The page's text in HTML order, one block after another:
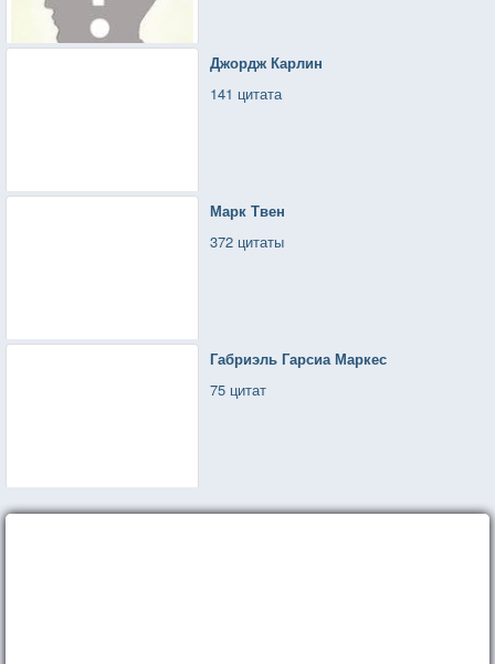
Джордж Карлин
141 цитата
Марк Твен
372 цитаты
Габриэль Гарсиа Маркес
75 цитат